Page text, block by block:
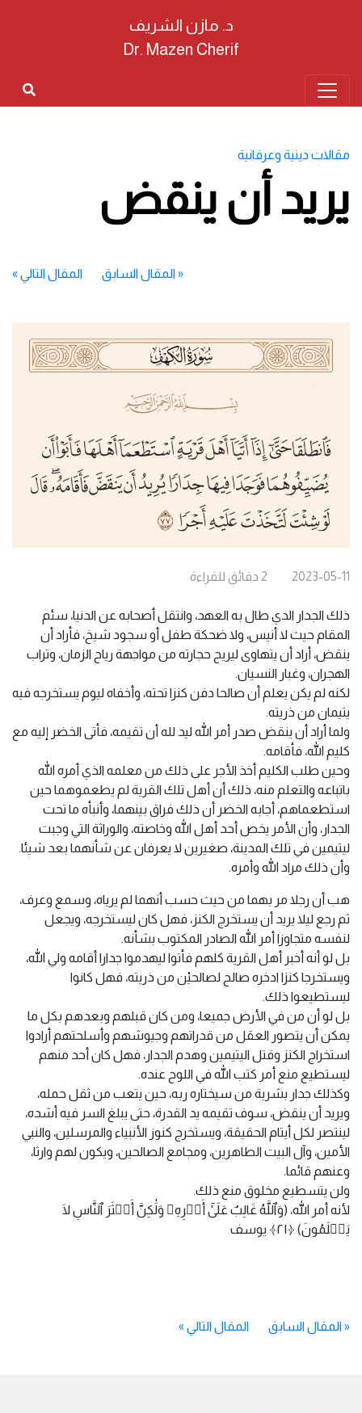
د. مازن الشريف
Dr. Mazen Cherif
مقالات دينية وعرفانية
يريد أن ينقض
«المقال السابق المقال التالي »
2023-05-11
2 دقائق للقراءة
ذلك الجدار الدي طال به العهد، وانتقل أصحابه عن الدنيا، سئم
المقام حيث لا أنيس، ولا ضحكة طفل أو سجود شيخ، فأراد أن
ينقض، أراد أن يتهاوى ليريح حجارته من مواجهة رياح الزمان، وتراب
الهجران، وغبار النسيان.
لكنه لم يكن يعلم أن صالحا دفن كنزا تحته، وأخفاه ليوم يستخرجه فيه
يتيمان من ذريته.
ولما أراد أن ينقض صدر أمر الله ليد لله أن تقيمه، فأتى الخضر إليه مع
كليم الله، فأقامه.
وحين طلب الكليم أخذ الأجر على ذلك من معلمه الذي أمره الله
باتباعه والتعلم منه، ذلك أن أهل تلك القرية لم يطعموهما حين
استطعماهم، أجابه الخضر أن ذلك فراق بينهما، وأنبأه ما تحت
الجدار، وأن الأمر يخص أحد أهل الله وخاصته، والوراثة التي وجبت
ليتيمين في تلك المدينة، صغيرين لا يعرفان عن شأنهما بعد شيئا.
وأن ذلك مراد الله وأمره.
هب أن رجلا مر بهما من حيث حسب أنهما لم يرياه، وسمع وعرف،
ثم رجع ليلا يريد أن يستخرج الكنز، فهل كان ليستخرجه، ويجعل
لنفسه متجاوزا أمر الله الصادر المكتوب بشأنه.
بل لو أنه أخبر أهل القرية كلهم فأتوا ليهدموا جدارا أقامه ولي الله،
ويستخرجا كنزا ادخره صالح لصالحيْن من ذريته، فهل كانوا
ليستطيعوا ذلك.
بل لو أن من في الأرض جميعا، ومن كان قبلهم وبعدهم بكل ما
يمكن أن يتصور العقل من قدراتهم وجيوشهم وأسلحتهم أرادوا
استخراج الكنز وقتل اليتيمين وهدم الجدار، فهل كان أحد منهم
ليستطيع منع أمر كتب الله في اللوح عنده.
وكذلك جدار بشرية من سيختاره ربه، حين يتعب من ثقل حمله،
ويريد أن ينقض، سوف تقيمه يد القدرة، حتى يبلغ السر فيه أشده،
لينتصر لكل أيتام الحقيقة، ويستخرج كنوز الأنبياء والمرسلين، والنبي
الأمين، وآل البيت الطاهرين، ومجامع الصالحين، ويكون لهم وارثا،
وعنهم قائما.
ولن يتسطيع مخلوق منع ذلك.
لأنه أمر الله، (وَٱللَّهُ غَالِبٌ عَلَىٰٓ أَمۡرِهِۦ وَلَٰكِنَّ أَكۡثَرَ ٱلنَّاسِ لَا
يَعۡلَمُونَ) ﴿٢١﴾ يوسف
«المقال السابق المقال التالي »